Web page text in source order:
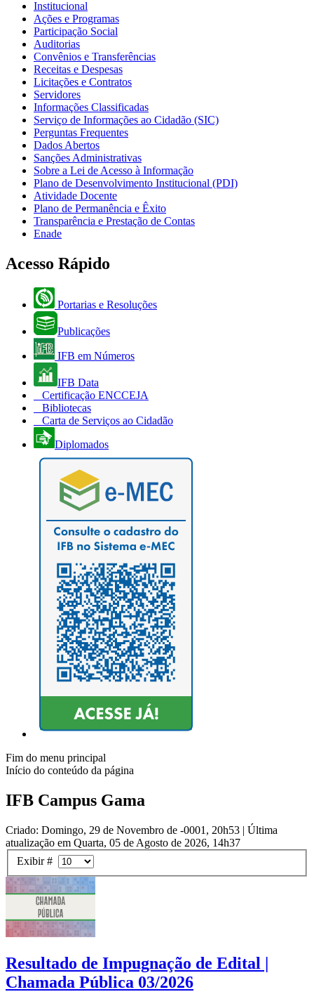
Institucional
Ações e Programas
Participação Social
Auditorias
Convênios e Transferências
Receitas e Despesas
Licitações e Contratos
Servidores
Informações Classificadas
Serviço de Informações ao Cidadão (SIC)
Perguntas Frequentes
Dados Abertos
Sanções Administrativas
Sobre a Lei de Acesso à Informação
Plano de Desenvolvimento Institucional (PDI)
Atividade Docente
Plano de Permanência e Êxito
Transparência e Prestação de Contas
Enade
Acesso Rápido
Portarias e Resoluções
Publicações
IFB em Números
IFB Data
Certificação ENCCEJA
Bibliotecas
Carta de Serviços ao Cidadão
Diplomados
Fim do menu principal
Início do conteúdo da página
IFB Campus Gama
Criado: Domingo, 29 de Novembro de -0001, 20h53 | Última
atualização em Quarta, 05 de Agosto de 2026, 14h37
Exibir #
Resultado de Impugnação de Edital |
Chamada Pública 03/2026